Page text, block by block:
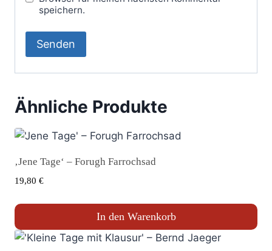
speichern.
Ähnliche Produkte
‚Jene Tage‘ – Forugh Farrochsad
19,80 €
In den Warenkorb